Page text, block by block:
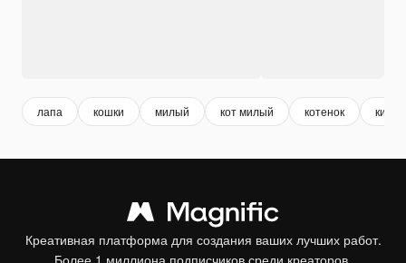
лапа кошки милый кот милый котенок киска
Креативная платформа для создания ваших лучших работ.
Более 1 миллиона подписчиков среди креаторов,